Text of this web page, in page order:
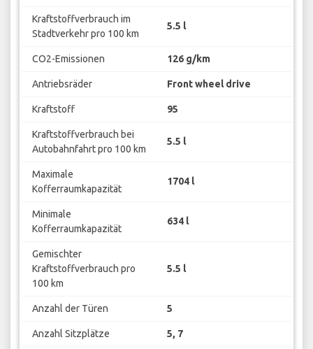
Kraftstoffverbrauch im
Stadtverkehr pro 100 km
5.5 l
CO2-Emissionen 126 g/km
Antriebsräder Front wheel drive
Kraftstoff 95
Kraftstoffverbrauch bei
Autobahnfahrt pro 100 km
5.5 l
Maximale
Kofferraumkapazität
1704 l
Minimale
Kofferraumkapazität
634 l
Gemischter
Kraftstoffverbrauch pro
100 km
5.5 l
Anzahl der Türen 5
Anzahl Sitzplätze 5, 7